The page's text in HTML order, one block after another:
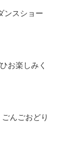
ンスショー
お楽しみく
んごおどり